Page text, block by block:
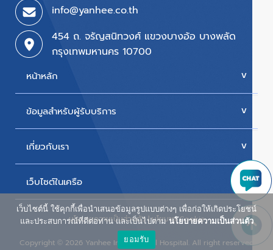
info@yanhee.co.th
454 ถ. จรัญสนิทวงศ์ แขวงบางอ้อ บางพลัด
กรุงเทพมหานคร 10700
หน้าหลัก
บริการของเรา
ข้อมูลสำหรับผู้รับบริการ
นัดหมายแพทย์
สิทธิเบิกตรงข้าราชการ
ห้องพักผู้ป่วยใน
เกี่ยวกับเรา
ประวัติโรงพยาบาล
วิสัยทัศน์และพันธกิจ
เว็บไซต์ในเครือ
ศูนย์ผู้สูงอายุยันฮี
น้ำดื่ม ยันฮี วิตามิน วอเตอร์
นโยบายความเป็นส่วนตัว|นโยบาย Cookie
Copyright ©2026 Yanhee International Hospital. All right reserved
เว็บไซต์นี้ ใช้คุกกี้เพื่อนำเสนอข้อมูลรูปแบบต่างๆ เพื่อก่อให้เกิดประโยชน์
และประสบการณ์ที่ดีต่อท่าน และเป็นไปตามนโยบายความเป็นส่วนตัว
ยอมรับ